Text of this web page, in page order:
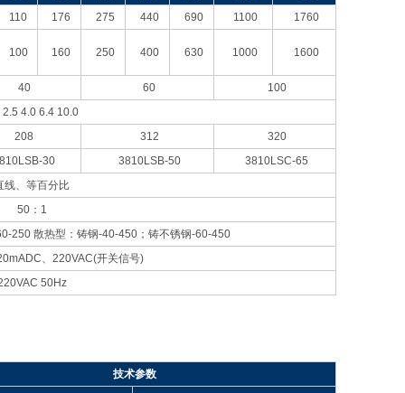
110
176 275 440 690 1100 1760
100 160 250 400 630 1000 1600
40 60
100
2.5 4.0 6.4 10.0
208
312
320
30
3810LSB-50
3810LSC-65
线、等百分比
50：1
250 散热型：铸钢-40-450；铸不锈钢-60-450
、220VAC(开关信号)
50Hz
技术参数